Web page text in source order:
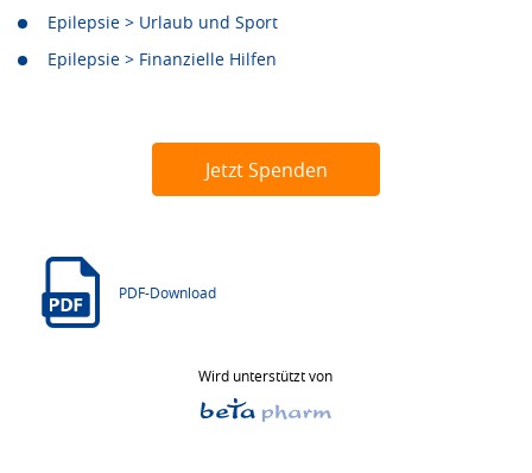
Epilepsie > Urlaub und Sport
Epilepsie > Finanzielle Hilfen
Jetzt Spenden
PDF-Download
Wird unterstützt von